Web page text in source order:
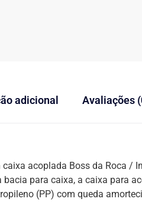
adicional Avaliações
acoplada Boss da Roca /
bacia para caixa, a caixa para
(PP) com queda